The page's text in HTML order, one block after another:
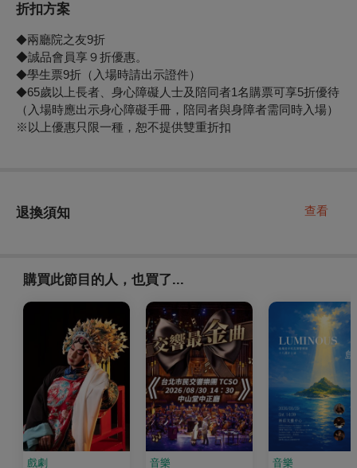
折扣方案
◆兩廳院之友9折
◆誠品會員享９折優惠。
◆學生票9折（入場時請出示證件）
◆65歲以上長者、身心障礙人士及陪同者1名購票可享5折優待
（入場時應出示身心障礙手冊，陪同者與身障者需同時入場）
※以上優惠只限一種，恕不提供雙重折扣
退換須知 查看
購買此節目的人，也買了...
戲劇 音樂 音樂